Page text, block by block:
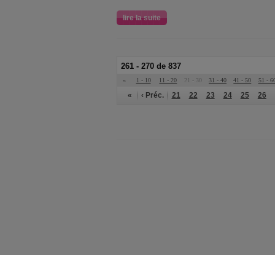
lire la suite
261 - 270 de 837
« 1 - 10 11 - 20 21 - 30 31 - 40 41 - 50 51 -
« ‹ Préc. 21 22 23 24 25 26